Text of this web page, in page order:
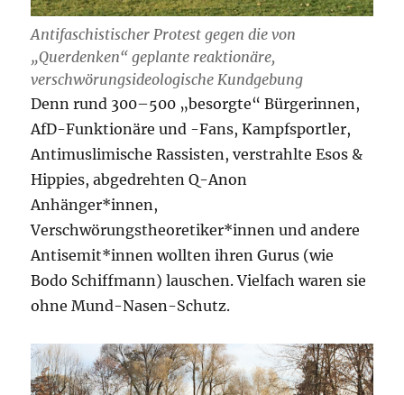
Antifaschistischer Protest gegen die von
„Querdenken“ geplante reaktionäre,
verschwörungsideologische Kundgebung
Denn rund 300–500 „besorgte“ Bürgerinnen,
AfD-Funktionäre und -Fans, Kampfsportler,
Antimuslimische Rassisten, verstrahlte Esos &
Hippies, abgedrehten Q-Anon
Anhänger*innen,
Verschwörungstheoretiker*innen und andere
Antisemit*innen wollten ihren Gurus (wie
Bodo Schiffmann) lauschen. Vielfach waren sie
ohne Mund-Nasen-Schutz.